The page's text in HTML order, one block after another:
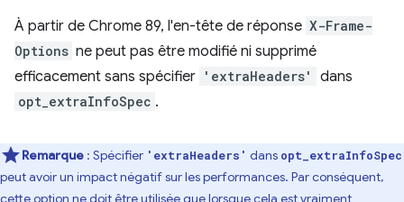
À partir de Chrome 89, l'en-tête de réponse X-Frame-
Options ne peut pas être modifié ni supprimé
efficacement sans spécifier 'extraHeaders' dans
opt_extraInfoSpec .
Remarque : Spécifier 'extraHeaders' dans opt_extraInfoSpec
peut avoir un impact négatif sur les performances. Par conséquent,
cette option ne doit être utilisée que lorsque cela est vraiment